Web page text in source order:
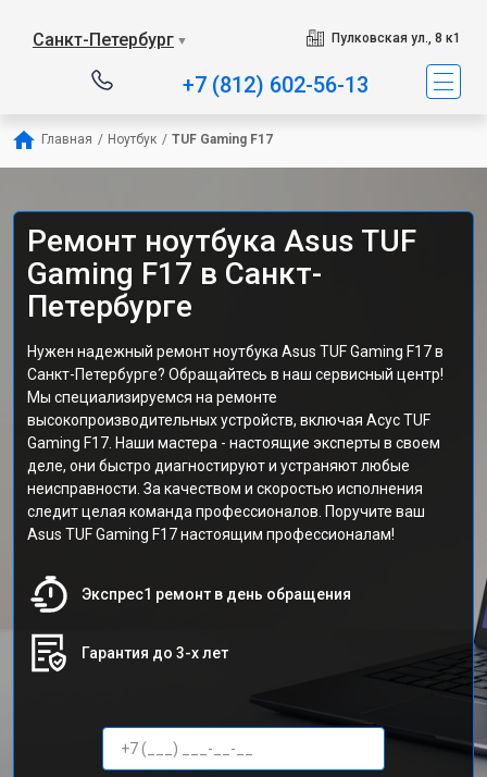
Санкт-Петербург ▼ Пулковская ул., 8 к1
+7 (812) 602-56-13
Главная / Ноутбук / TUF Gaming F17
Ремонт ноутбука Asus TUF
Gaming F17 в Санкт-
Петербурге
Нужен надежный ремонт ноутбука Asus TUF Gaming F17 в
Санкт-Петербурге? Обращайтесь в наш сервисный центр!
Мы специализируемся на ремонте
высокопроизводительных устройств, включая Асус TUF
Gaming F17. Наши мастера - настоящие эксперты в своем
деле, они быстро диагностируют и устраняют любые
неисправности. За качеством и скоростью исполнения
следит целая команда профессионалов. Поручите ваш
Asus TUF Gaming F17 настоящим профессионалам!
Экспрес1 ремонт в день обращения
Гарантия до 3-х лет